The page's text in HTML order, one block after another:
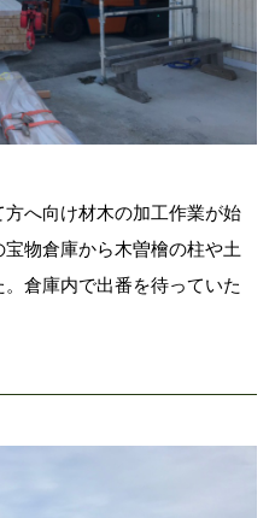
へ向け材木の加工作業が始
物倉庫から木曽檜の柱や土
倉庫内で出番を待っていた